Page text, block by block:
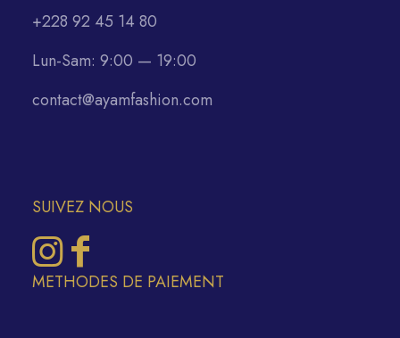
+228 92 45 14 80
Lun-Sam: 9:00 — 19:00
contact@ayamfashion.com
SUIVEZ NOUS
METHODES DE PAIEMENT